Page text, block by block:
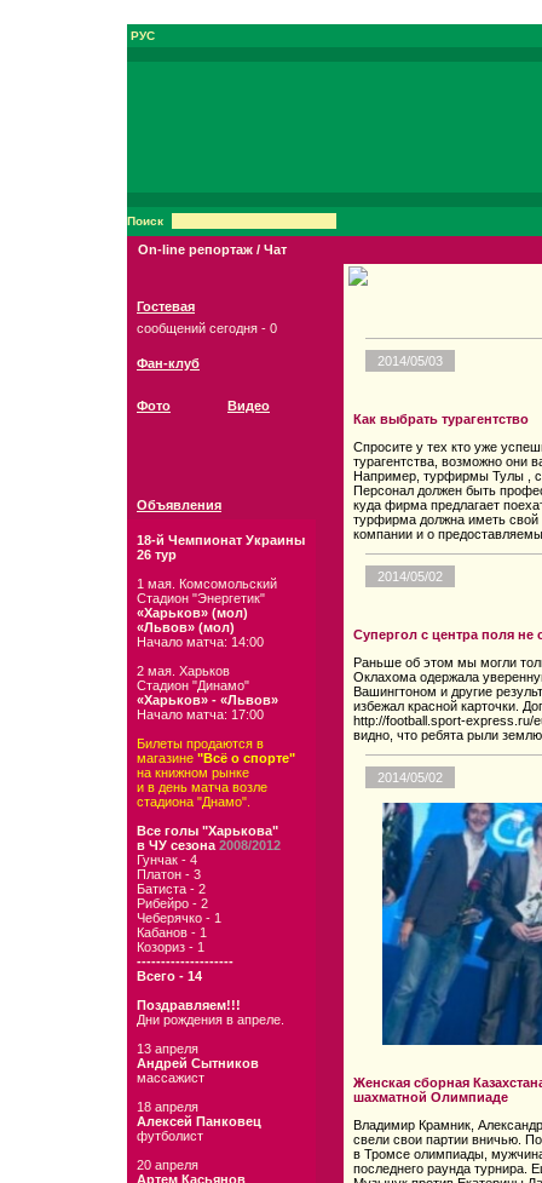
РУС
Поиск
On-line репортаж / Чат
Гостевая
сообщений сегодня - 0
Фан-клуб
Фото Видео
Объявления
18-й Чемпионат Украины
26 тур
1 мая. Комсомольский
Стадион "Энергетик"
«Харьков» (мол)
«Львов» (мол)
Начало матча: 14:00
2 мая. Харьков
Стадион "Динамо"
«Харьков» - «Львов»
Начало матча: 17:00
Билеты продаются в
магазине "Всё о спорте"
на книжном рынке
и в день матча возле
стадиона "Днамо".
Все голы "Харькова"
в ЧУ сезона 2008/2012
Гунчак - 4
Платон - 3
Батиста - 2
Рибейро - 2
Чеберячко - 1
Кабанов - 1
Козориз - 1
--------------------
Всего - 14
Поздравляем!!!
Дни рождения в апреле.
13 апреля
Андрей Сытников
массажист
18 апреля
Алексей Панковец
футболист
20 апреля
Артем Касьянов
2014/05/03
Как выбрать турагентство
Спросите у тех кто уже
турагентства, возможно они
Например, турфирмы Тулы ,
Персонал должен быть
куда фирма предлагает
турфирма должна иметь
компании и о
2014/05/02
Супергол с центра поля
Раньше об этом мы могли
Оклахома одержала
Вашингтоном и другие
избежал красной карточки.
http://football.sport-express.ru/
видно, что ребята рыли
2014/05/02
Женская сборная
шахматной Олимпиаде
Владимир Крамник,
свели свои партии вничью.
в Тромсе олимпиады,
последнего раунда турнира.